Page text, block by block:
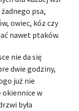
psa,
owiec, kóz czy
nawet ptaków.
nie da się
dwie godziny,
już nie
okiennice w
była